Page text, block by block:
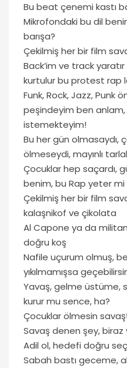
Bu beat çenemi kastı
Mikrofondaki bu dil
barışa?
Çekilmiş her bir film
Back’im ve track
kurtulur bu protest rap
Funk, Rock, Jazz, Punk
peşindeyim ben anlam,
istemekteyim!
Bu her gün olmasaydı,
ölmeseydi, mayınlı
Çocuklar hep saçardı,
benim, bu Rap yeter mi
Çekilmiş her bir film
kalaşnikof ve çikolata
Al Capone ya da
doğru koş
Nafile uçurum olmuş,
yıkılmamışsa
Yavaş, gelme üstüme,
kurur mu sence, ha?
Çocuklar ölmesin
Savaş denen şey, biraz
Adil ol, hedefi doğru
Sabah bastı geceme,